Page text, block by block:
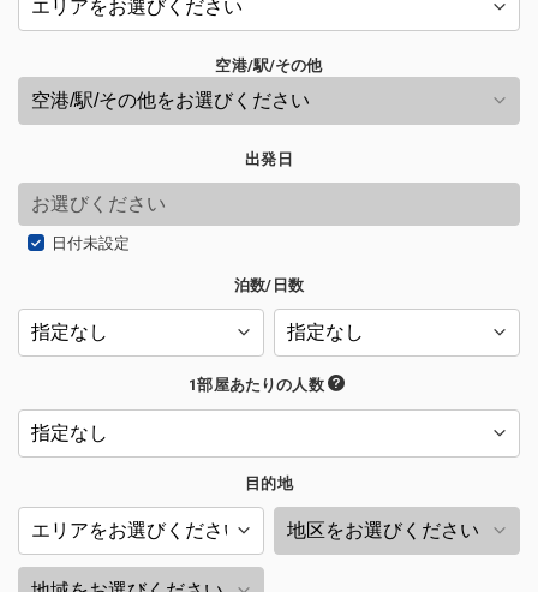
空港/駅/その他
出発日
日付未設定
泊数/日数
1部屋あたりの人数
目的地